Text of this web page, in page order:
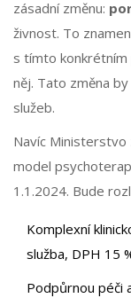
zásadní změnu:
živnost. To
s tímto
něj. Tato změna
služeb.
Navíc
model
1.1.2024. Bude
Komplexní
služba, DPH 15
Podpůrnou péči